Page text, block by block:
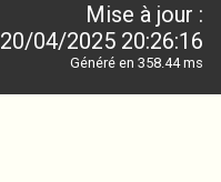
Mise à jour :
20/04/2025 20:26:16
Généré en 358.44 ms